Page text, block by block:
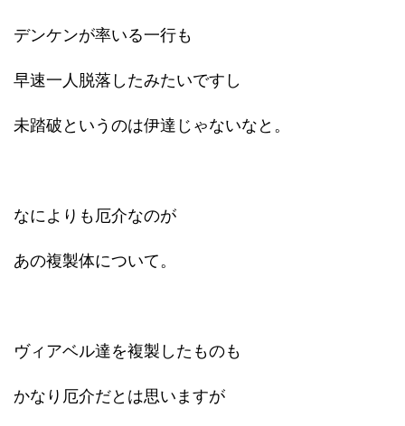
デンケンが率いる一行も
早速一人脱落したみたいですし
未踏破というのは伊達じゃないなと。
なによりも厄介なのが
あの複製体について。
ヴィアベル達を複製したものも
かなり厄介だとは思いますが